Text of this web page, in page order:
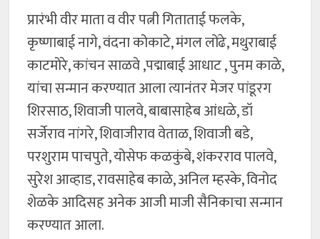
प्रारंभी वीर माता व वीर पत्नी गिताताई फलके,
कृष्णाबाई नागे, वंदना कोकाटे, मंगल लोंढे, मथुराबाई
काटमोरे, कांचन साळवे ,पद्माबाई आधाट , पुनम काळे,
यांचा सन्मान करण्यात आला त्यानंतर मेजर पांडूरग
शिरसाठ, शिवाजी पालवे, बाबासाहेब आंधळे, डॉ
सर्जेराव नांगरे, शिवाजीराव वेताळ, शिवाजी बडे,
परशुराम पाचपुते, योसेफ कळकुंबे, शंकरराव पालवे,
सुरेश आव्हाड, रावसाहेब काळे, अनिल म्हस्के, विनोद
शेळके आदिसह अनेक आजी माजी सैनिकाचा सन्मान
करण्यात आला.